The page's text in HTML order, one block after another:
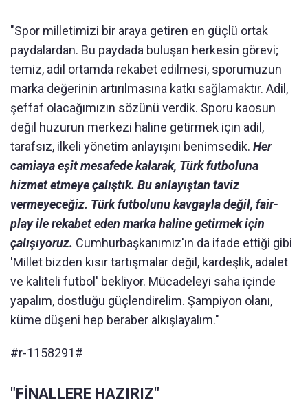
"Spor milletimizi bir araya getiren en güçlü ortak
paydalardan. Bu paydada buluşan herkesin görevi;
temiz, adil ortamda rekabet edilmesi, sporumuzun
marka değerinin artırılmasına katkı sağlamaktır. Adil,
şeffaf olacağımızın sözünü verdik. Sporu kaosun
değil huzurun merkezi haline getirmek için adil,
tarafsız, ilkeli yönetim anlayışını benimsedik. Her
camiaya eşit mesafede kalarak, Türk futboluna
hizmet etmeye çalıştık. Bu anlayıştan taviz
vermeyeceğiz. Türk futbolunu kavgayla değil, fair-
play ile rekabet eden marka haline getirmek için
çalışıyoruz. Cumhurbaşkanımız'ın da ifade ettiği gibi
'Millet bizden kısır tartışmalar değil, kardeşlik, adalet
ve kaliteli futbol' bekliyor. Mücadeleyi saha içinde
yapal ım, dostluğu güçlendirelim. Şampiyon olanı,
küme düşeni hep beraber alkışlayalım."
#r-1158291#
"FİNALLERE HAZIRIZ"